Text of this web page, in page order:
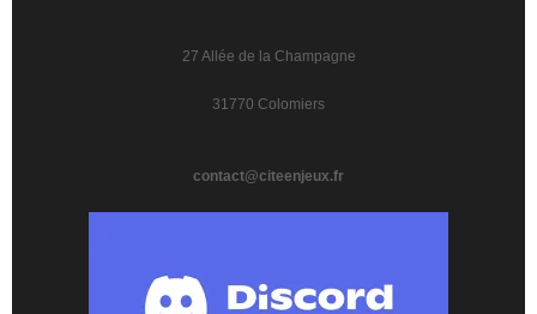
27 Allée de la Champagne
31770 Colomiers
contact@citeenjeux.fr